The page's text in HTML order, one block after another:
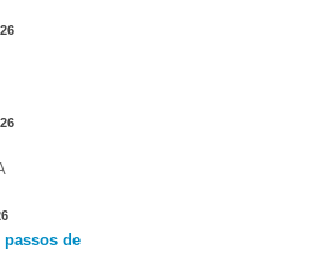
passos de